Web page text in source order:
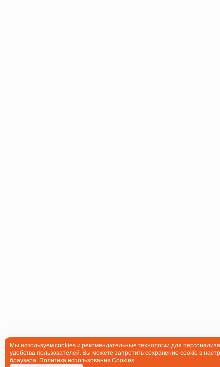
Мы используем cookies и рекомендательные технологии для
удобства пользователей. Вы можете запретить сохранение cookie в
браузера. Политика использования Cookies